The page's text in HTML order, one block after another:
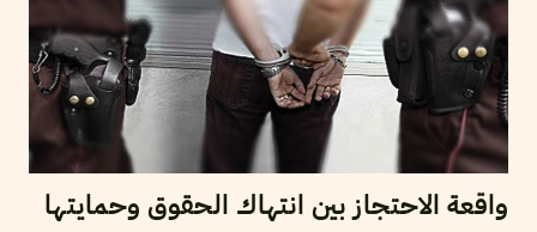
واقعة الاحتجاز بين انتهاك الحقوق وحمايتها